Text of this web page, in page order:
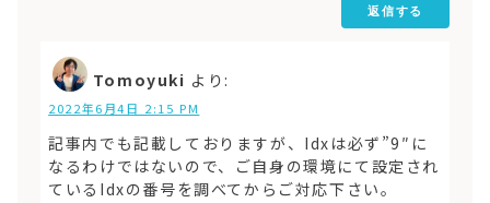
返信する
Tomoyuki より:
2022年6月4日 2:15 PM
記事内でも記載しておりますが、Idxは必ず”9″に
なるわけではないので、ご自身の環境にて設定され
ているIdxの番号を調べてからご対応下さい。